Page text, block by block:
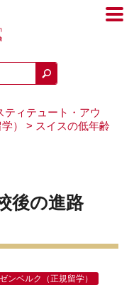
ティテュート・アウ
）
> スイスの低年齢
後の進路
ンベルク（正規留学）